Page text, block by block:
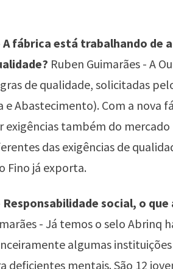
A fábrica está trabalhando de
Ruben Guimarães - A
de qualidade, solicitadas
e Abastecimento). Com a nova
exigências também do
das exigências de
Fino já exporta.
social, o
- Já temos o selo Abrinq
algumas
deficientes mentais. São 12